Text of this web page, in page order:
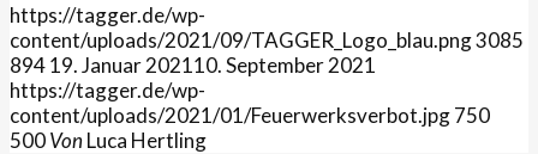
https://tagger.de/wp-
content/uploads/2021/09/TAGGER_Logo_blau.png3085
89419. Januar 202110. September 2021
https://tagger.de/wp-
content/uploads/2021/01/Feuerwerksverbot.jpg750
500VonLuca Hertling